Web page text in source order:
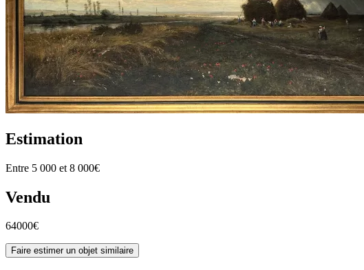
Estimation
Entre 5 000 et 8 000€
Vendu
64000€
Faire estimer un objet similaire